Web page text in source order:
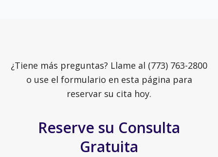
¿Tiene más preguntas? Llame al (773) 763-2800
o use el formulario en esta página para
reservar su cita hoy.
Reserve su Consulta
Gratuita